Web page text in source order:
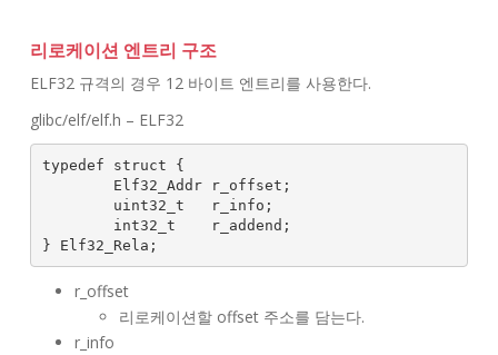
리로케이션 엔트리 구조
ELF32 규격의 경우 12 바이트 엔트리를 사용한다.
glibc/elf/elf.h – ELF32
typedef struct {
r_offset
리로케이션할 offset 주소를 담는다.
r_info